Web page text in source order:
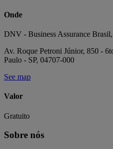
Onde
DNV - Business Assurance
Av. Roque Petroni Júnior, 850 -
Paulo - SP, 04707-000
See map
Valor
Gratuito
Sobre nós